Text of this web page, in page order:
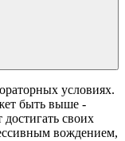
условиях.
быть выше -
своих
вождением,